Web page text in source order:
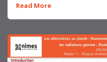
Read More